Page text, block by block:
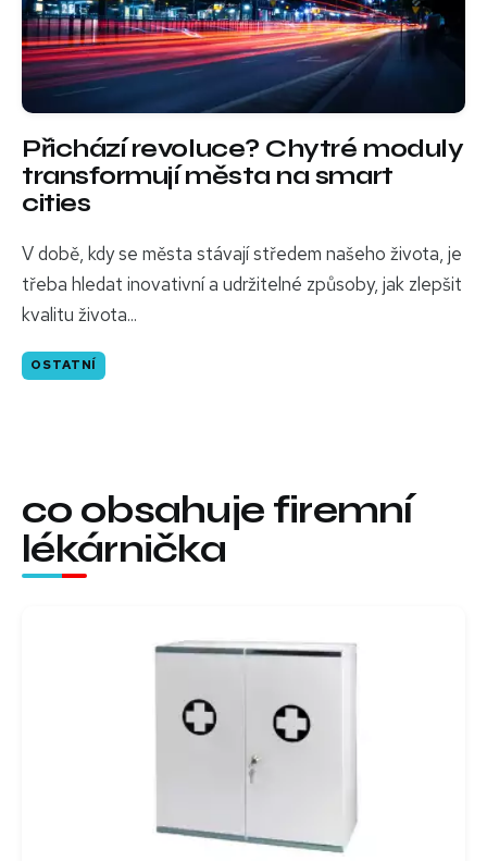
Přichází revoluce? Chytré moduly
transformují města na smart
cities
V době, kdy se města stávají středem našeho života, je
třeba hledat inovativní a udržitelné způsoby, jak zlepšit
kvalitu života...
OSTATNÍ
co obsahuje firemní
lékárnička